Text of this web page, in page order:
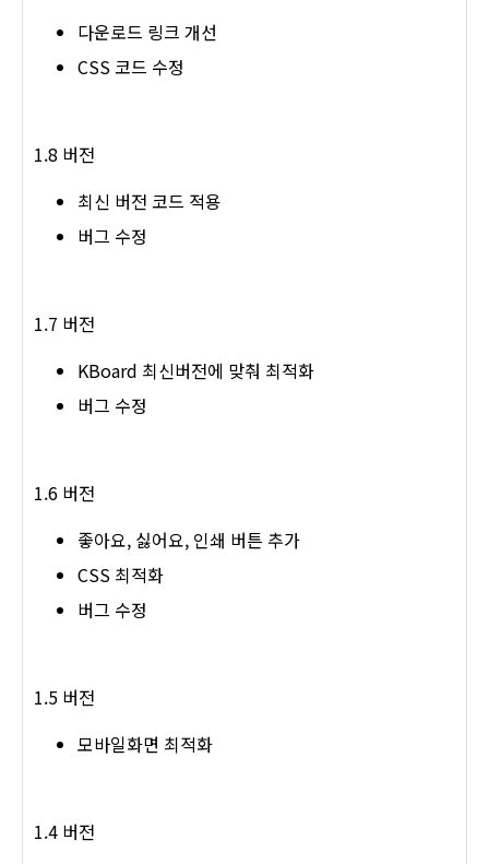
다운로드 링크 개선
CSS 코드 수정
1.8 버전
최신 버전 코드 적용
버그 수정
1.7 버전
KBoard 최신버전에 맞춰 최적화
버그 수정
1.6 버전
좋아요, 싫어요, 인쇄 버튼 추가
CSS 최적화
버그 수정
1.5 버전
모바일화면 최적화
1.4 버전